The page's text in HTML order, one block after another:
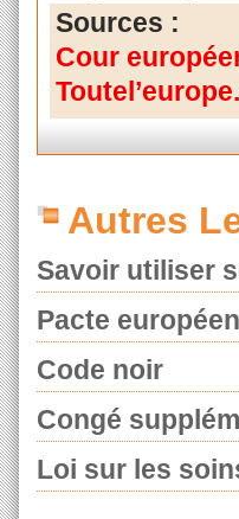
Sources :
Cour
Autres
Savoir utiliser
Pacte
Code noir
Congé
Loi sur les